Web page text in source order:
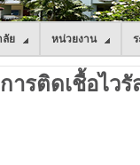
ลัย หน่วยงาน
ารติดเชื้อไวรั